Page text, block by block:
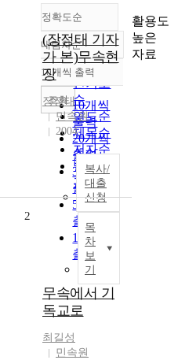
정확도순
정확도
순
인기도
순
연도순
제목순
저자순
발행기
관순
내림차순
내림차순
10개씩 출력
10개씩
출력
20개씩
출력
30개씩
출력
50개씩
출력
100개씩
출력
조회
(장정태 기자
가 본)무속현
장
장정태
민속원
2004
복사/
대출
신청
목
차
보
기
2
무속에서 기
독교로
최길성
민속원
활용도
높은
자료